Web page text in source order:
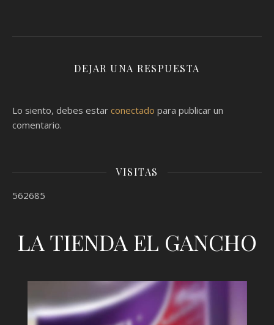
DEJAR UNA RESPUESTA
Lo siento, debes estar conectado para publicar un
comentario.
VISITAS
562685
LA TIENDA EL GANCHO